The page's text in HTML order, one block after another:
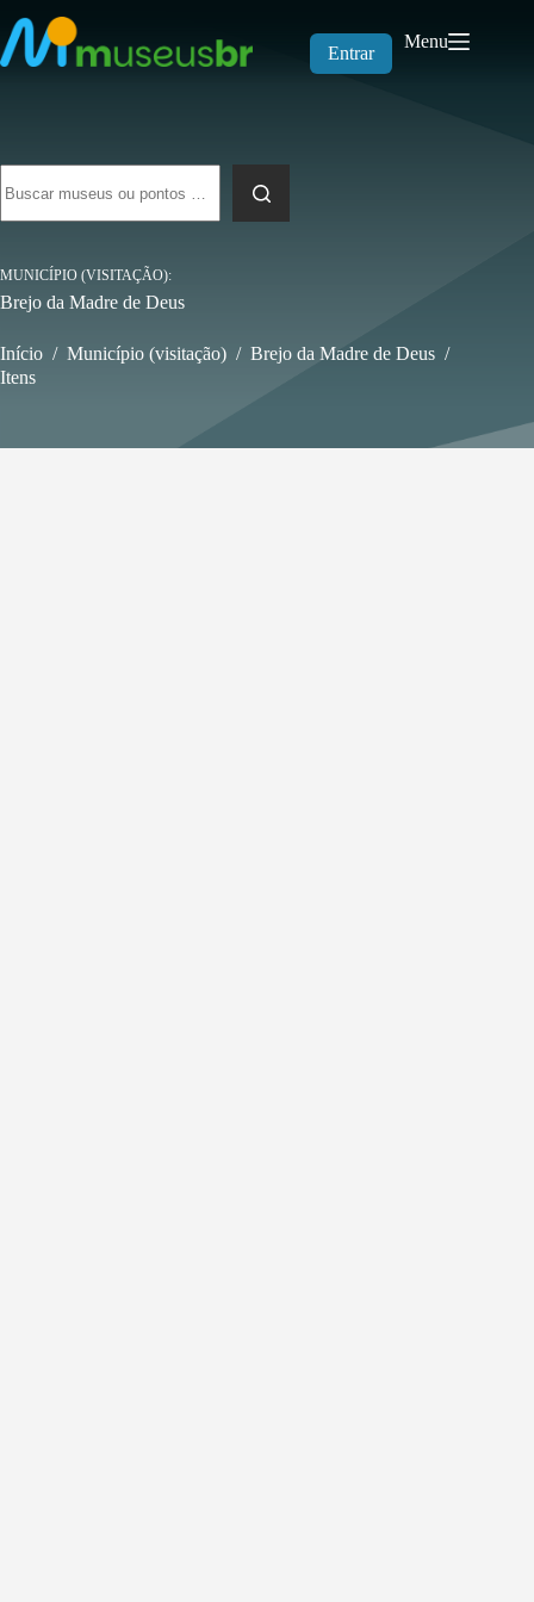
para
o
conteúdo
Entrar
Menu
resultados
MUNICÍPIO (VISITAÇÃO)
Brejo da Madre de Deus
Início / Município (visitação) / Brejo da Madre de Deus /
Itens